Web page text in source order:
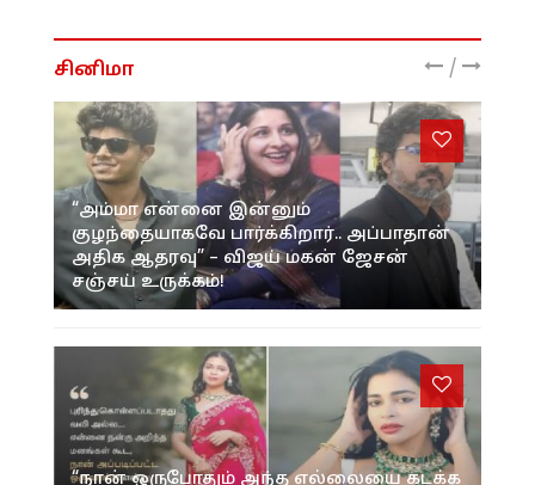
சினிமா /
“அம்மா என்னை இன்னும்
குழந்தையாகவே பார்க்கிறார்.. அப்பாதான்
அதிக ஆதரவு” – விஜய் மகன் ஜேசன்
சஞ்சய் உருக்கம்!
“நான் ஒருபோதும் அந்த எல்லையை கடக்க